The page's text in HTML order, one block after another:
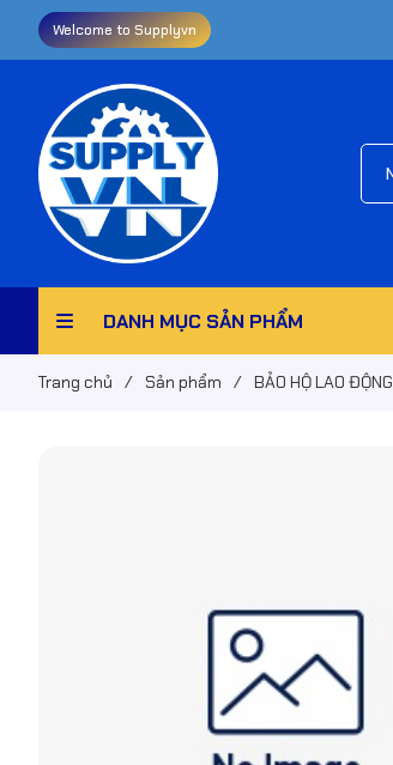
Welcome to Supplyvn
DANH MỤC SẢN PHẨM
Trang chủ / Sản phẩm / BẢO HỘ LAO ĐỘNG